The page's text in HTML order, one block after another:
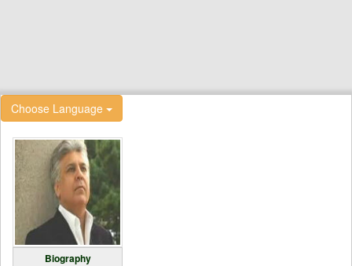
Choose Language
Biography